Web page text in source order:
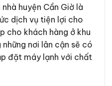
huyện Cần Giờ là
dịch vụ tiện lợi cho
cho khách hàng ở khu
nơi lân cận sẽ có
đặt máy lạnh với chất